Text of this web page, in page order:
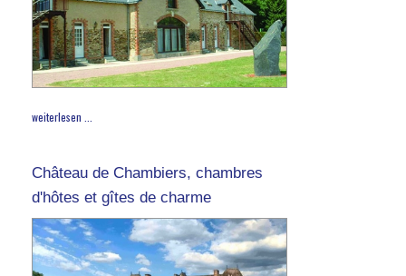
weiterlesen ...
Château de Chambiers, chambres
d'hôtes et gîtes de charme